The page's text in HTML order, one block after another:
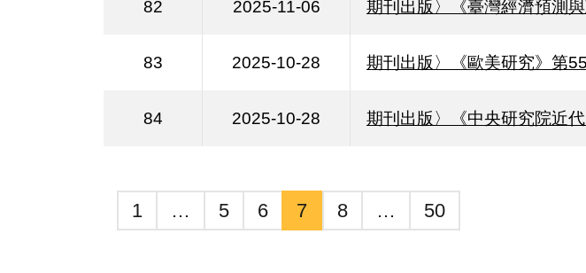
82 2025-11-06 期刊出版〉《臺灣經濟預測
83 2025-10-28 期刊出版〉《歐美研究》第
84 2025-10-28 期刊出版〉《中央研究院近
1 … 5 6 7 8 … 50